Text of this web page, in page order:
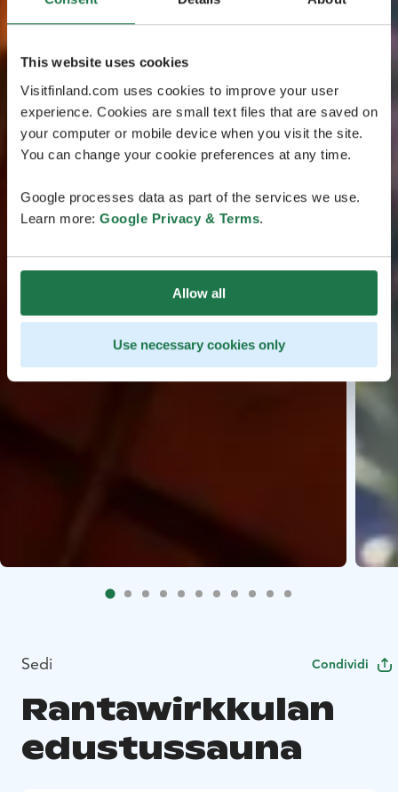
This website uses cookies
Visitfinland.com uses cookies to improve your user
experience. Cookies are small text files that are saved on
your computer or mobile device when you visit the site.
You can change your cookie preferences at any time.
Google processes data as part of the services we use.
Learn more: Google Privacy & Terms.
Allow all
Use necessary cookies only
Sedi Condividi
Rantawirkkulan
edustussauna